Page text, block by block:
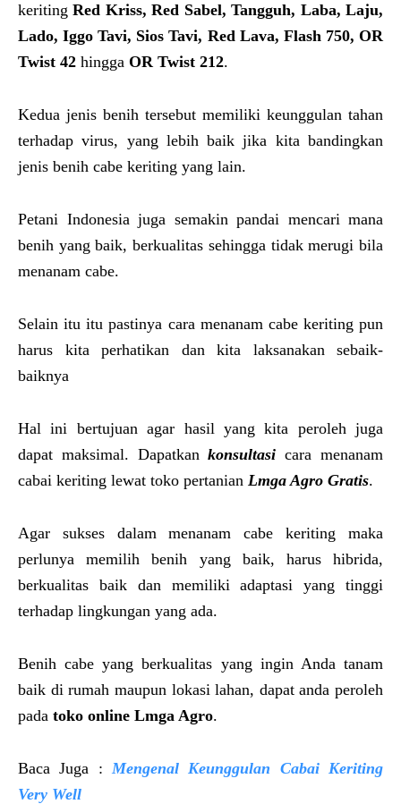
keritingRed Kriss, Red Sabel, Tangguh, Laba, Laju,
Lado, Iggo Tavi, Sios Tavi, Red Lava, Flash 750, OR
Twist 42 hingga OR Twist 212.
Kedua jenis benih tersebut memiliki keunggulan tahan
terhadap virus, yang lebih baik jika kita bandingkan
jenis benih cabe keriting yang lain.
Petani Indonesia juga semakin pandai mencari mana
benih yang baik, berkualitas sehingga tidak merugi bila
menanam cabe.
Selain itu itu pastinya cara menanam cabe keriting pun
harus kita perhatikan dan kita laksanakan sebaik-
baiknya
Hal ini bertujuan agar hasil yang kita peroleh juga
dapat maksimal. Dapatkankonsultasi cara menanam
cabai keriting lewat toko pertanian Lmga Agro Gratis.
Agar sukses dalam menanam cabe keriting maka
perlunya memilih benih yang baik, harus hibrida,
berkualitas baik dan memiliki adaptasi yang tinggi
terhadap lingkungan yang ada.
Benih cabe yang berkualitas yang ingin Anda tanam
baik di rumah maupun lokasi lahan, dapat anda peroleh
pada toko online Lmga Agro.
Baca Juga : Mengenal Keunggulan Cabai Keriting
Very Well